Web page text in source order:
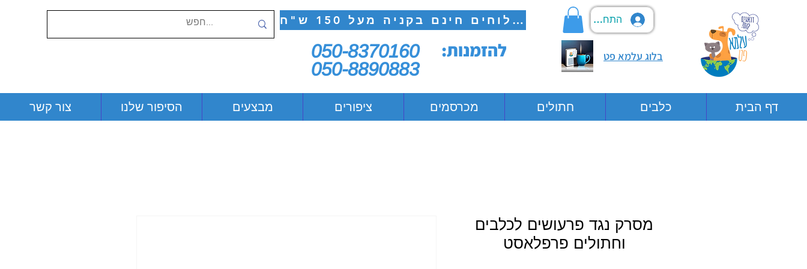
משלוחים חינם בקניה מעל 150 ש"ח
050-8370160
050-8890883
להזמנות:
התחבר
בלוג עלמא פט
צור קשר הסיפור שלנו מבצעים ציפורים מכרסמים חתולים כלבים דף הבית
מסרק נגד פרעושים לכלבים
וחתולים פרפלאסט